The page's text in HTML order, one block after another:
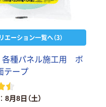
エーション一覧へ（3）
種パネル施工用 ボ
テープ
8月8日（土）